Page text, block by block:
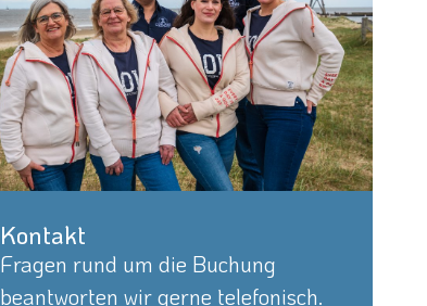
Kontakt
Fragen rund um die Buchung
beantworten wir gerne telefonisch.